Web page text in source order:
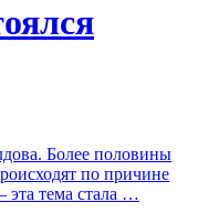
Более половины
по причине
эта тема стала …